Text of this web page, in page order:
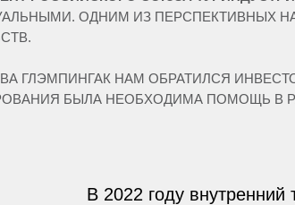
ОДНИМ ИЗ ПЕРСПЕКТИВНЫХ
ГЛЭМПИНГАК НАМ ОБРАТИЛСЯ
БЫЛА НЕОБХОДИМА ПОМОЩЬ В
В 2022 году